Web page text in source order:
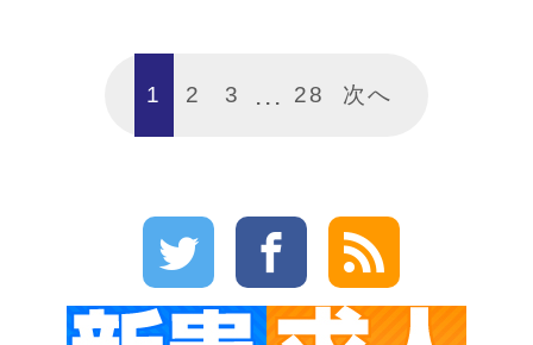
1 2 3 28 次へ